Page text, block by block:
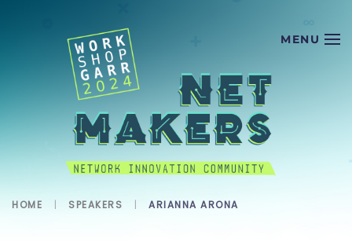
Skip to main content
HOME SPEAKERS ARIANNA ARONA